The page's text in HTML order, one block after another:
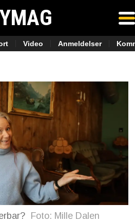
Video Anmeldelser
Foto: Mille Dalen